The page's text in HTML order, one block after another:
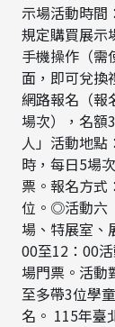
示場活動時間
規定購買展示
手機操作（需
面，即可兌換
網路報名（報
場次），名額
人」活動地點
時，每日5場
票。報名方式
位。◎活動六
場、特展室、
00至12：00
場門票。活動
至多帶3位學
名。 115年臺